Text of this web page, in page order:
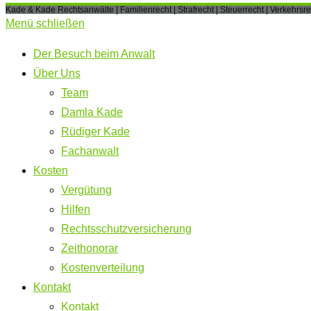
Kade & Kade Rechtsanwälte | Familienrecht | Strafrecht | Steuerrecht |
Menü schließen
Der Besuch beim Anwalt
Über Uns
Team
Damla Kade
Rüdiger Kade
Fachanwalt
Kosten
Vergütung
Hilfen
Rechtsschutzversicherung
Zeithonorar
Kostenverteilung
Kontakt
Kontakt